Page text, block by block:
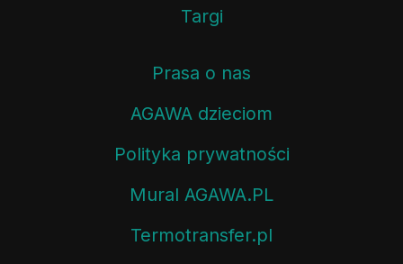
Targi
Prasa o nas
AGAWA dzieciom
Polityka prywatności
Mural AGAWA.PL
Termotransfer.pl